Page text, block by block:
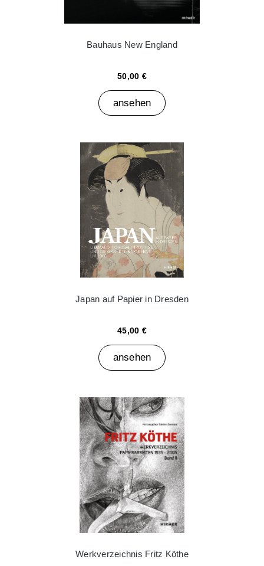
Bauhaus New England
50,00 €
ansehen
Japan auf Papier in Dresden
45,00 €
ansehen
Werkverzeichnis Fritz Köthe